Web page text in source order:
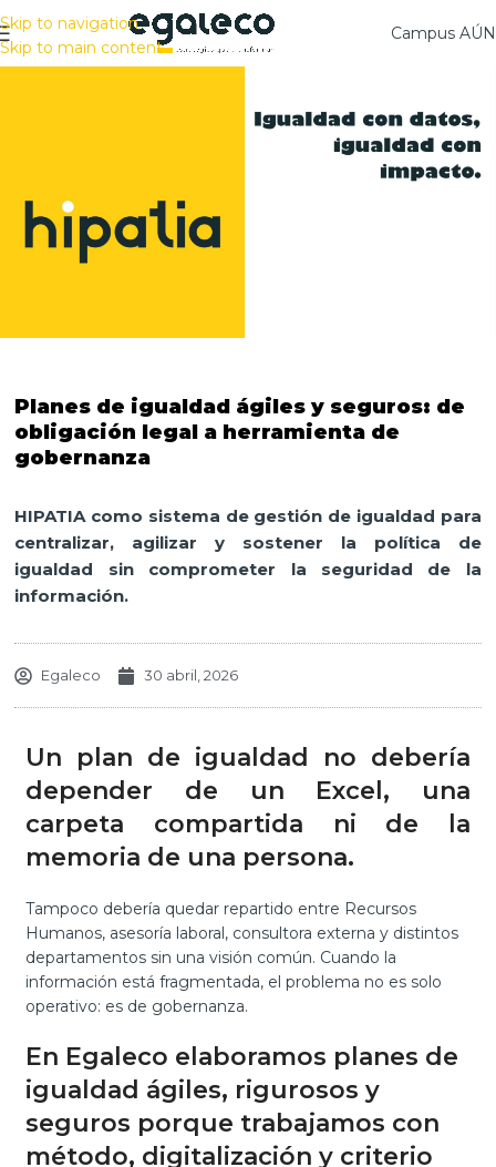
Skip to navigation
Skip to main content
Campus
Planes de igualdad ágiles y seguros: de
obligación legal a herramienta de
gobernanza
HIPATIA como sistema de gestión de igualdad para
centralizar, agilizar y sostener la política de
igualdad sin comprometer la seguridad de la
información.
Egaleco 30 abril, 2026
Un plan de igualdad no debería
depender de un Excel, una
carpeta compartida ni de la
memoria de una persona.
Tampoco debería quedar repartido entre Recursos
Humanos, asesoría laboral, consultora externa y distintos
departamentos sin una visión común. Cuando la
información está fragmentada, el problema no es solo
operativo: es de gobernanza.
En Egaleco elaboramos planes de
igualdad ágiles, rigurosos y
seguros porque trabajamos con
método, digitalización y criterio